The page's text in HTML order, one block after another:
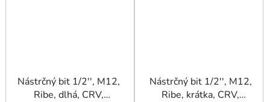
Nástrčný bit 1/2'', M12,
Ribe, dlhá, CRV,
Nástrčný bit 1/2'', M12,
Ribe, krátka, CRV,